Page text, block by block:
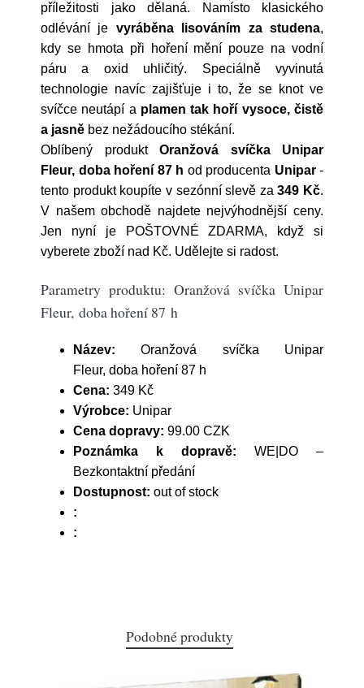
příležitosti jako dělaná. Namísto klasického
odlévání je vyráběna lisováním za studena,
kdy se hmota při hoření mění pouze na vodní
páru a oxid uhličitý. Speciálně vyvinutá
technologie navíc zajišťuje i to, že se knot ve
svíčce neutápí a plamen tak hoří vysoce, čistě
a jasně bez nežádoucího stékání.
Oblíbený produkt Oranžová svíčka Unipar
Fleur, doba hoření 87 h od producenta Unipar-
tento produkt koupíte v sezónní slevě za349 Kč.
V našem obchodě najdete nejvýhodnější ceny.
Jen nyní je POŠTOVNÉ ZDARMA, když si
vyberete zboží nad Kč. Udělejte si radost.
Parametry produktu: Oranžová svíčka Unipar
Fleur, doba hoření 87 h
Název: Oranžová svíčka Unipar
Fleur, doba hoření 87 h
Cena: 349 Kč
Výrobce: Unipar
Cena dopravy: 99.00 CZK
Poznámka k dopravě: WE|DO –
Bezkontaktní předání
Dostupnost: out of stock
:
:
Podobné produkty